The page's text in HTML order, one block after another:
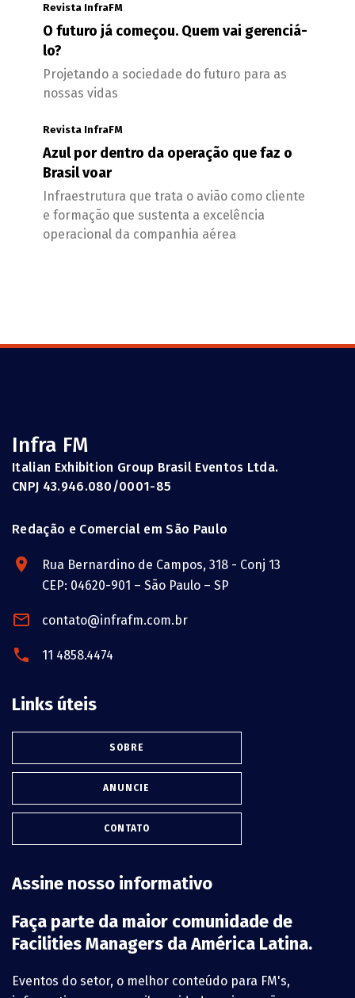
Revista InfraFM
O futuro já começou. Quem vai gerenciá-
lo?
Projetando a sociedade do futuro para as
nossas vidas
Revista InfraFM
Azul por dentro da operação que faz o
Brasil voar
Infraestrutura que trata o avião como cliente
e formação que sustenta a excelência
operacional da companhia aérea
Infra FM
Italian Exhibition Group Brasil Eventos Ltda.
CNPJ 43.946.080/0001-85
Redação e Comercial em São Paulo
Rua Bernardino de Campos, 318 - Conj 13
CEP: 04620-901 – São Paulo – SP
contato@infrafm.com.br
11 4858.4474
Links úteis
SOBRE
ANUNCIE
CONTATO
Assine nosso informativo
Faça parte da maior comunidade de
Facilities Managers da América Latina.
Eventos do setor, o melhor conteúdo para FM's,